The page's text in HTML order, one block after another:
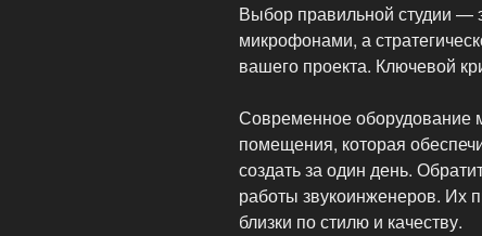
Выбор правильной студии —
микрофонами, а
вашего проекта. Ключевой
Современное оборудование
помещения, которая
создать за один день.
работы звукоинженеров. Их
близки по стилю и качеству.